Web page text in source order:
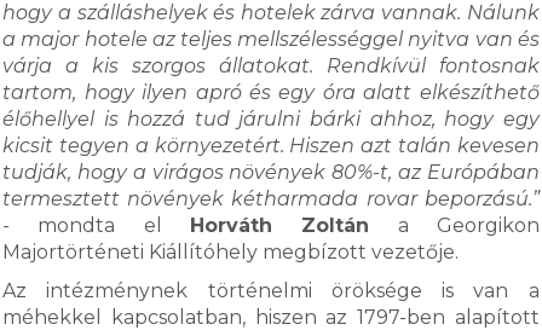
hogy a szálláshelyek és hotelek zárva vannak. Nálunk
a major hotele az teljes mellszélességgel nyitva van és
várja a kis szorgos állatokat. Rendkívül fontosnak
tartom, hogy ilyen apró és egy óra alatt elkészíthető
élőhellyel is hozzá tud járulni bárki ahhoz, hogy egy
kicsit tegyen a környezetért. Hiszen azt talán kevesen
tudják, hogy a virágos növények 80%-t, az Európában
termesztett növények kétharmada rovar beporzású.”
- mondta el Horváth Zoltán a Georgikon
Majortörténeti Kiállítóhely megbízott vezetője.
Az intézménynek történelmi öröksége is van a
méhekkel kapcsolatban, hiszen az 1797-ben alapított